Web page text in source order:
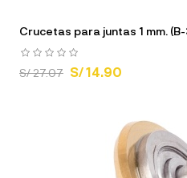
Crucetas para juntas 1 mm.
S/ 27.07 S/ 14.90